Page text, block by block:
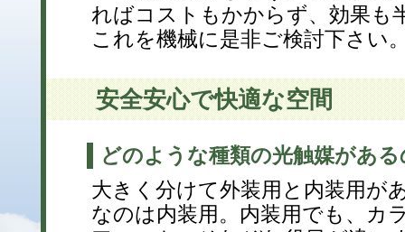
ればコストもかからず、効果も
これを機械に是非ご検討下さい
安全安心で快適な空間
どのような種類の光触媒があ
大きく分けて外装用と内装用が
なのは内装用。内装用でも、カ